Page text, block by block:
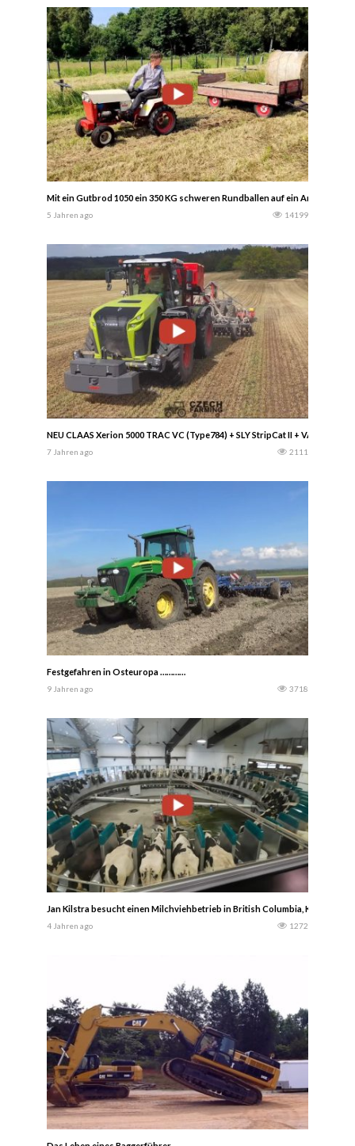
Mit ein Gutbrod 1050 ein 350 KG schweren Rundballen auf ein Anhänger
5 Jahren ago 14199
NEU CLAAS Xerion 5000 TRAC VC (Type784) + SLY StripCat II +
7 Jahren ago 2111
Festgefahren in Osteuropa …………
9 Jahren ago 3718
Jan Kilstra besucht einen Milchviehbetrieb in British Columbia, Kanada,
4 Jahren ago 1272